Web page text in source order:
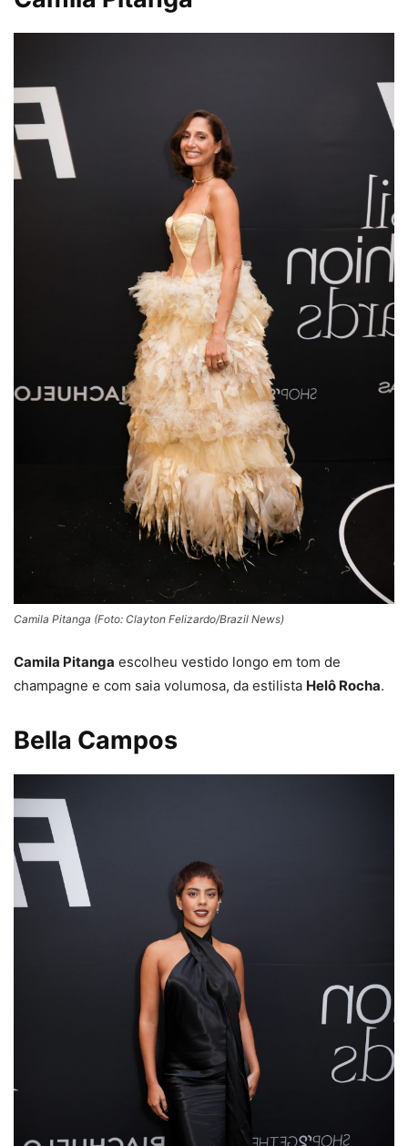
Camila Pitanga (Foto: Clayton Felizardo/Brazil News)
Camila Pitanga escolheu vestido longo em tom de
champagne e com saia volumosa, da estilista Helô Rocha.
Bella Campos